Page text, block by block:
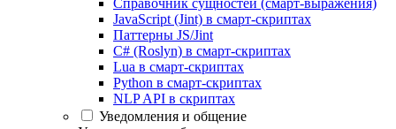
Справочник сущностей (смарт-выражения)
JavaScript (Jint) в смарт-скриптах
Паттерны JS/Jint
C# (Roslyn) в смарт-скриптах
Lua в смарт-скриптах
Python в смарт-скриптах
NLP API в скриптах
Уведомления и общение